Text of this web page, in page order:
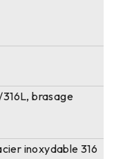
brasage
inoxydable 316